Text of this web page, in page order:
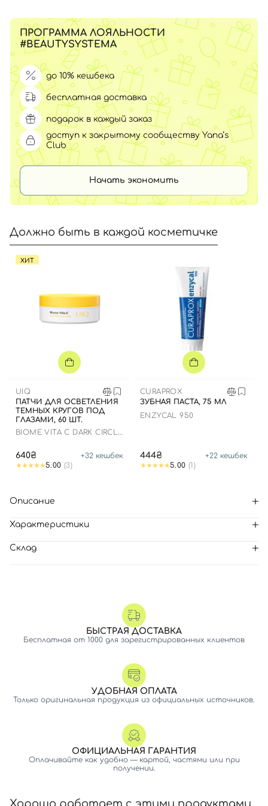
ПРОГРАММА ЛОЯЛЬНОСТИ
#BEAUTYSYSTEMA
до 10% кешбека
бесплатная доставка
подарок в каждый заказ
доступ к закрытому сообществу Yana’s
Club
Начать экономить
Должно быть в каждой косметичке
ХИТ
UIQ
ПАТЧИ ДЛЯ ОСВЕТЛЕНИЯ
ТЕМНЫХ КРУГОВ ПОД
ГЛАЗАМИ, 60 ШТ.
BIOME VITA C DARK CIRCLE
640₴ +32 кешбек
5.00 (3)
CURAPROX
ЗУБНАЯ ПАСТА, 75 МЛ
ENZYCAL 950
444₴ +22 кешбек
5.00 (1)
Описание
Характеристики
Склад
БЫСТРАЯ ДОСТАВКА
Бесплатная от 1000 для зарегистрированных клиентов
УДОБНАЯ ОПЛАТА
Только оригинальная продукция из официальных источников.
ОФИЦИАЛЬНАЯ ГАРАНТИЯ
Оплачивайте как удобно — картой, частями или при
получении.
Хорошо работает с этими продуктами